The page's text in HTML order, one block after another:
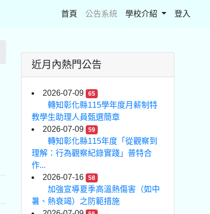
首頁 (current)
公告系統 學校介紹 登入
近月內熱門公告
2026-07-09 65
轉知彰化縣115學年度月薪制特
教學生助理人員甄選簡章
2026-07-09
59
轉知彰化縣115年度「從觀察到
理解：行為觀察紀錄實踐」普特合
作...
2026-07-16
58
加強宣導夏季高溫熱傷害（如中
暑、熱衰竭）之防範措施